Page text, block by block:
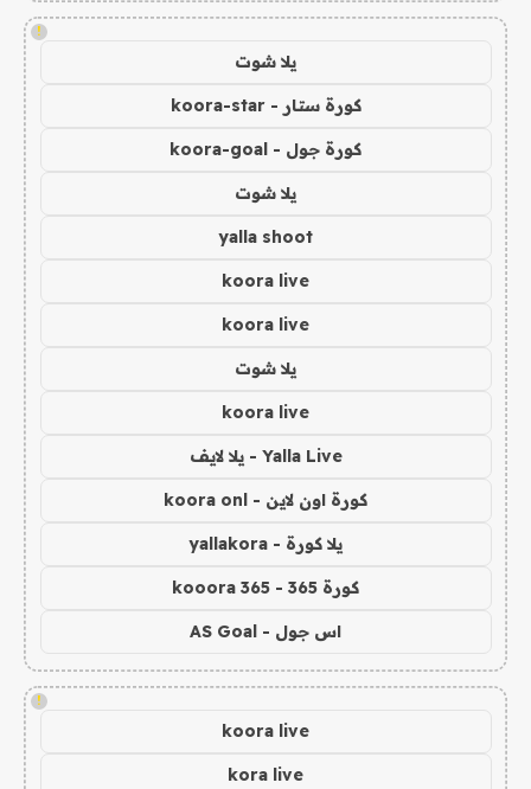
!
يلا شوت
كورة ستار - koora-star
كورة جول - koora-goal
يلا شوت
yalla shoot
koora live
koora live
يلا شوت
koora live
Yalla Live - يلا لايف
كورة اون لاين - koora onl
يلا كورة - yallakora
كورة 365 - kooora 365
اس جول - AS Goal
!
koora live
kora live